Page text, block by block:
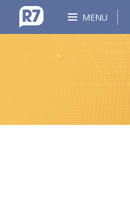
MENU